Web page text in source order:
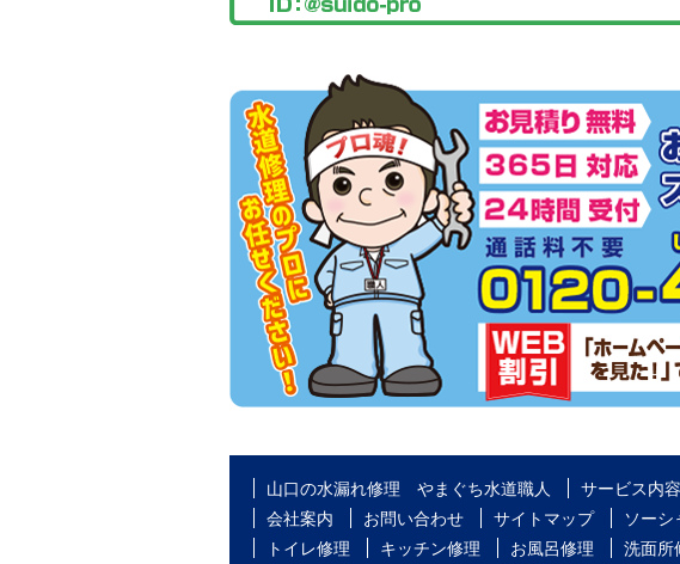
山口の水漏れ修理 やまぐち水道職人 サービス内容
会社案内
お問い合わせ サイトマップ
ソーシ
トイレ修理
キッチン修理 お風呂修理 洗面所